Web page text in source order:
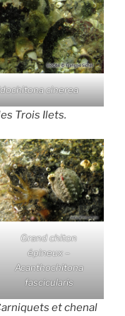
cinerea
Trois Ilets.
Grand chiton
épineux –
Acanthochitona
fascicularis
et chenal